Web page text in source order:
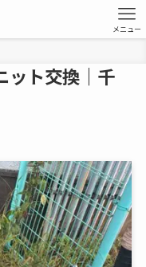
メニュー
ット交換｜千